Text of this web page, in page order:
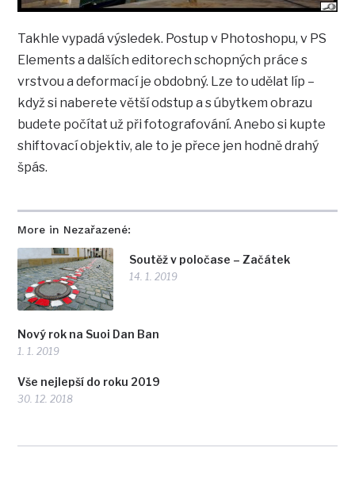
More in Nezařazené:
Soutěž v poločase – Začátek
14. 1. 2019
Nový rok na Suoi Dan Ban
1. 1. 2019
Vše nejlepší do roku 2019
30. 12. 2018
Takhle vypadá výsledek. Postup v Photoshopu, v PS
Elements a dalších editorech schopných práce s
vrstvou a deformací je obdobný. Lze to udělat líp –
když si naberete větší odstup a s úbytkem obrazu
budete počítat už při fotografování. Anebo si kupte
shiftovací objektiv, ale to je přece jen hodně drahý
špás.